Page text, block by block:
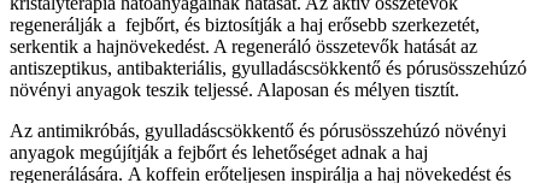
regenerálják a fejbőrt, és biztosítják a haj erősebb szerkezetét,
serkentik a hajnövekedést. A regeneráló összetevők hatását az
antiszeptikus, antibakteriális, gyulladáscsökkentő és pórusösszehúzó
növényi anyagok teszik teljessé. Alaposan és mélyen tisztít.
Az antimikróbás, gyulladáscsökkentő és pórusösszehúzó növényi
anyagok megújítják a fejbőrt és lehetőséget adnak a haj
regenerálására. A koffein erőteljesen inspirálja a haj növekedést és